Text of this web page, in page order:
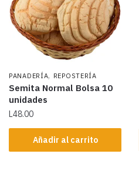
PANADERÍA, REPOSTERÍA
Semita Normal Bolsa 10
unidades
L48.00
Añadir al carrito